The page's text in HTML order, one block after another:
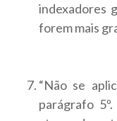
indexadores
forem mais
“Não se
parágrafo